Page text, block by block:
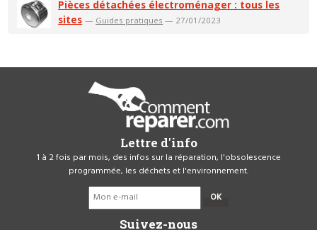
Pièces détachées électroménager : tous les
sites — Guides pratiques — 27/01/2023
Lettre d'info
1 à 2 fois par mois, des infos sur la réparation, l'obsolescence
programmée, les déchets et l'environnement.
OK
Suivez-nous